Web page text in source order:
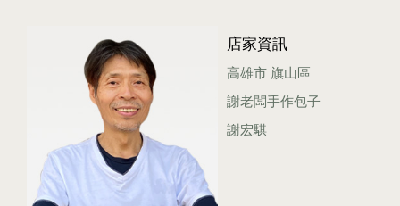
店家資訊
高雄市 旗山區
謝老闆手作包子
謝宏騏